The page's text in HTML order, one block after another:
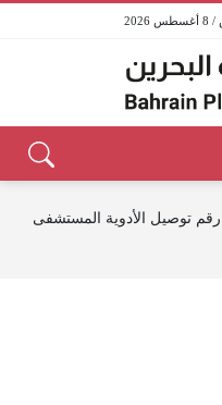
رقم توصيل الأدوية المستشفى